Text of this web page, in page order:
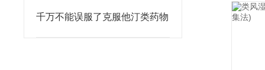
千万不能误服了克服他汀类药物